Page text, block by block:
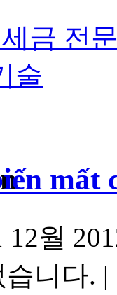
금 전
술
mất
12월
니다. |